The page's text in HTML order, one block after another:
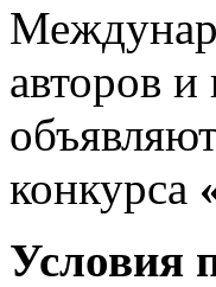
авторов
конкурса
Условия